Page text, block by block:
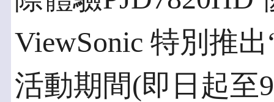
ViewSonic 特別推
活動期間(即日起至